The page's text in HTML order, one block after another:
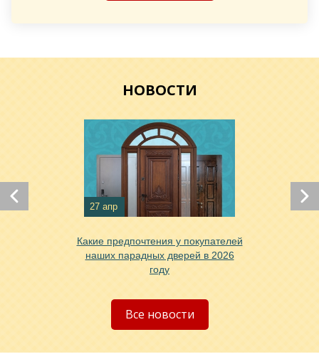
НОВОСТИ
27 апр
Какие предпочтения у покупателей
наших парадных дверей в 2026
году
Все новости